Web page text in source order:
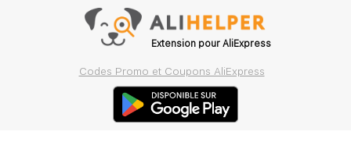
Extension pour AliExpress
Codes Promo et Coupons AliExpress